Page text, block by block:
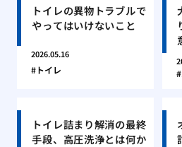
トイレの異物トラブルで
やってはいけないこと
2026.05.16
トイレ
トイレ詰まり解消の最終
手段、高圧洗浄とは何か